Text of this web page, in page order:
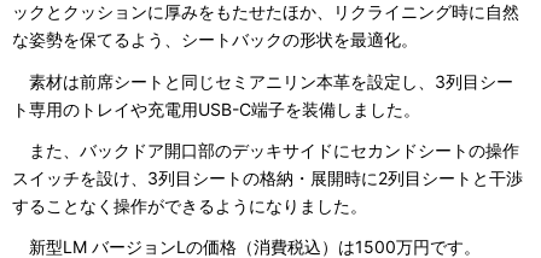
ックとクッションに厚みをもたせたほか、リクライニング時に自然
な姿勢を保てるよう、シートバックの形状を最適化。
素材は前席シートと同じセミアニリン本革を設定し、3列目シー
ト専用のトレイや充電用USB-C端子を装備しました。
また、バックドア開口部のデッキサイドにセカンドシートの操作
スイッチを設け、3列目シートの格納・展開時に2列目シートと干渉
することなく操作ができるようになりました。
新型LM バージョンLの価格（消費税込）は1500万円です。